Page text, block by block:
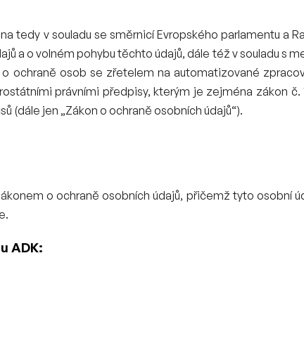
tedy v souladu se směrnicí Evropského parlamentu a
a o volném pohybu těchto údajů, dále též v souladu s
ochraně osob se zřetelem na automatizované
právními předpisy, kterým je zejména zákon č.
(dále jen „Zákon o ochraně osobních údajů“).
o ochraně osobních údajů, přičemž tyto osobní
ADK: